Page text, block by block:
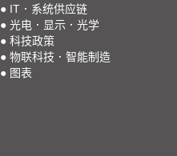
● IT．系统供应链
● 光电．显示．光学
● 科技政策
● 物联科技．智能制造
● 图表